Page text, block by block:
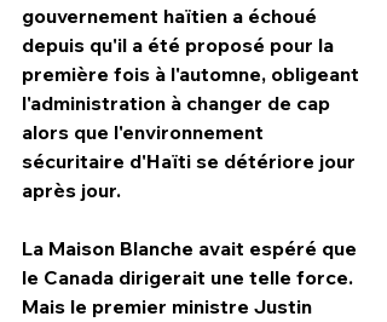
gouvernement haïtien a échoué
depuis qu'il a été proposé pour la
première fois à l'automne, obligeant
l'administration à changer de cap
alors que l'environnement
sécuritaire d'Haïti se détériore jour
après jour.
La Maison Blanche avait espéré que
le Canada dirigerait une telle force.
Mais le premier ministre Justin